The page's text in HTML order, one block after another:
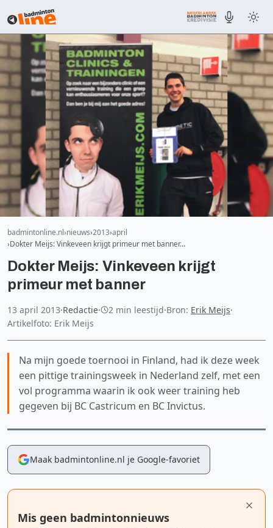
badmintonline.nl nieuws 2013 april
Dokter Meijs: Vinkeveen krijgt primeur met banner…
Dokter Meijs: Vinkeveen krijgt
primeur met banner
13 april 2013·Redactie· 2 min leestijd·Bron: Erik Meijs·
Artikelfoto: Erik Meijs
Na mijn goede toernooi in Finland, had ik deze week
een pittige trainingsweek in Nederland zelf, met een
vol programma waarin ik ook weer training heb
gegeven bij BC Castricum en BC Invictus.
Maak badmintonline.nl je Google-favoriet
Mis geen badmintonnieuws